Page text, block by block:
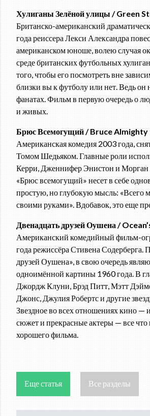
Хулиганы Зелёной улицы / Green
Британско-американский
года реиссера Лекси Александра
американском юноше, волею случая
среде британских футбольных
того, чтобы его посмотреть вне
близки вы к футболу или нет. Ведь он
фанатах. Фильм в первую очередь о
и живых.
Брюс Всемогущий / Bruce Almighty
Американская комедия 2003 года,
Томом Шедьяком. Главные роли
Керри, Дженнифер Энистон и
«Брюс всемогущий» несет в себе
простую, но глубокую мысль: «Всего
своими руками». Вдобавок, это еще
Двенадцать друзей Оушена /
Американский комедийный фильм-
года режиссёра Стивена Содерберга.
друзей Оушена», в свою очередь
одноимённой картины 1960 года. В
Джордж Клуни, Брэд Питт, Мэтт
Джонс, Джулия Робертс и другие
Звездное во всех отношениях кино —
сюжет и прекрасные актеры — все
хорошего фильма.
Еще статья Все разделы